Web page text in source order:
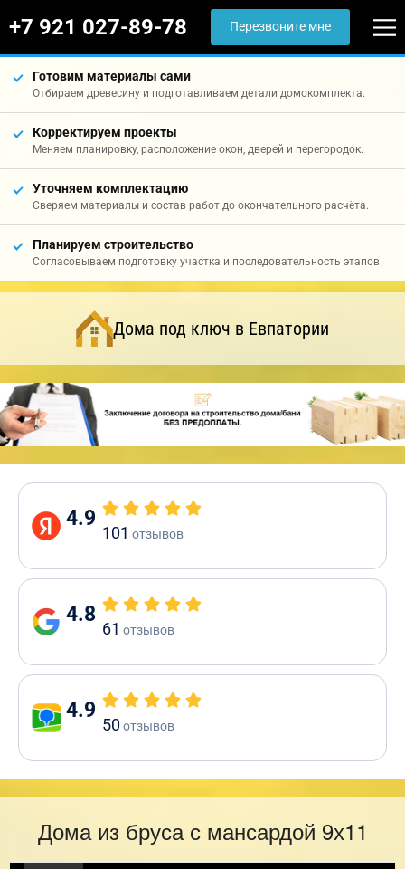
+7 921 027-89-78 Перезвоните мне
Готовим материалы сами
Отбираем древесину и подготавливаем детали домокомплекта.
Корректируем проекты
Меняем планировку, расположение окон, дверей и перегородок.
Уточняем комплектацию
Сверяем материалы и состав работ до окончательного расчёта.
Планируем строительство
Согласовываем подготовку участка и последовательность этапов.
Дома под ключ в Евпатории
4.9
101 отзывов
4.8
61 отзывов
4.9
50отзывов
Дома из бруса с мансардой 9х11